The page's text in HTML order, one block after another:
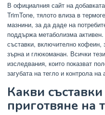
В официалния сайт на
TrimTone, тялото влиза в
мазнини, за да даде на
поддържа метаболизма
съставки, включително кофеин,
зърна и глюкоманан. Всички
изследвания, които показват
загубата на тегло и контрола на
Какви
приготвяне на